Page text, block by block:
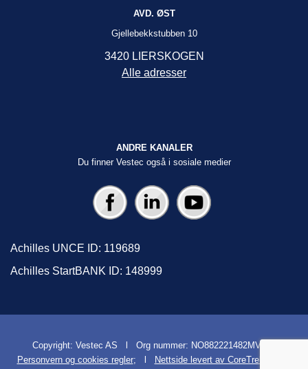
AVD. ØST
Gjellebekkstubben 10
3420 LIERSKOGEN
Alle adresser
ANDRE KANALER
Du finner Vestec også i sosiale medier
Achilles UNCE ID: 119689
Achilles StartBANK ID: 148999
Copyright: Vestec AS l Org nummer: NO882221482MVA l
Personvern og cookies regler; l Nettside levert av CoreTrek AS